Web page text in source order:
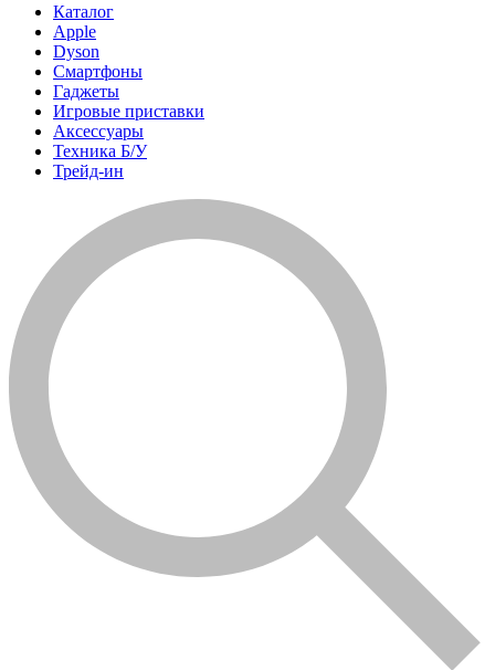
Каталог
Apple
Dyson
Смартфоны
Гаджеты
Игровые приставки
Аксессуары
Техника Б/У
Трейд-ин